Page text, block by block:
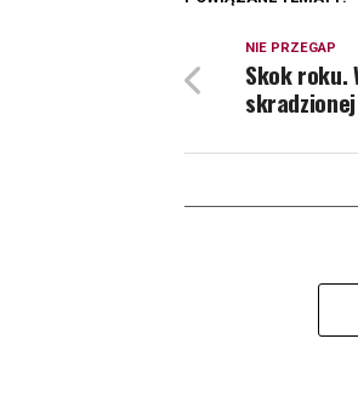
NIE PRZEGAP
Skok roku.